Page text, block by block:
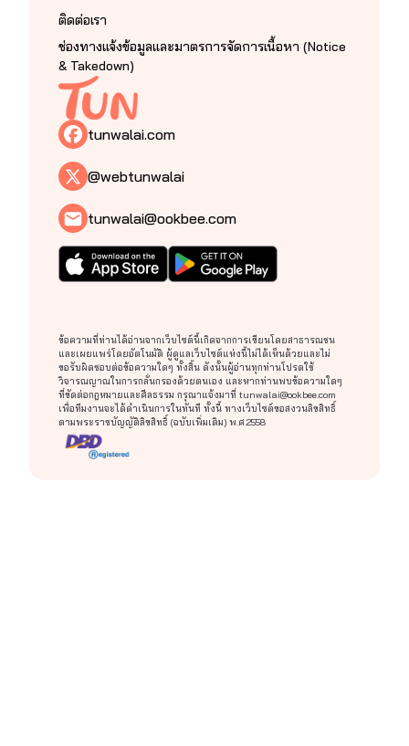
ติดต่อเรา
ช่องทางแจ้งข้อมูลและมาตรการจัดการเนื้อหา (Notice
& Takedown)
tunwalai.com
@webtunwalai
tunwalai@ookbee.com
ข้อความที่ท่านได้อ่านจากเว็บไซต์นี้เกิดจากการเขียนโดยสาธารณชน
และเผยแพร่โดยอัตโนมัติ ผู้ดูแลเว็บไซต์แห่งนี้ไม่ได้เห็นด้วยและไม่
ขอรับผิดชอบต่อข้อความใดๆ ทั้งสิ้น ดังนั้นผู้อ่านทุกท่านโปรดใช้
วิจารณญาณในการกลั่นกรองด้วยตนเอง และหากท่านพบข้อความใดๆ
ที่ขัดต่อกฎหมายและศีลธรรม กรุณาแจ้งมาที่ tunwalai@ookbee.com
เพื่อทีมงานจะได้ดำเนินการในทันที ทั้งนี้ ทางเว็บไซต์ขอสงวนลิขสิทธิ์
ตามพระราชบัญญัติลิขสิทธิ์ (ฉบับเพิ่มเติม) พ.ศ.2558